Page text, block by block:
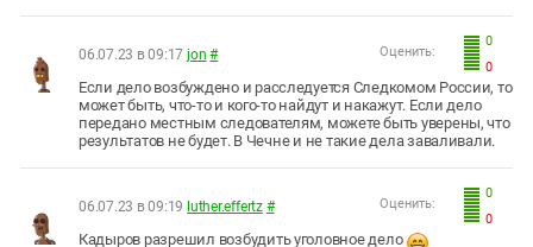
0
0
Оценить:
06.07.23 в 09:17 jon #
Если дело возбуждено и расследуется Следкомом России, то
может быть, что-то и кого-то найдут и накажут. Если дело
передано местным следователям, можете быть уверены, что
результатов не будет. В Чечне и не такие дела заваливали.
0
0
Оценить:
06.07.23 в 09:19 luther.effertz #
Кадыров разрешил возбудить уголовное дело